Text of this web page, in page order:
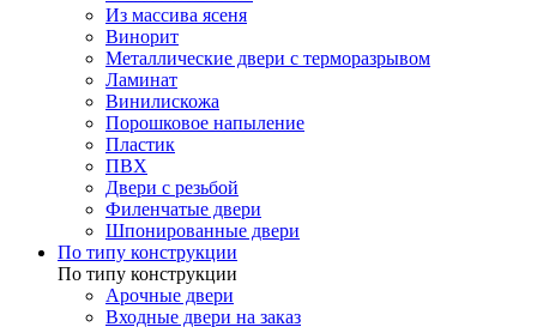
Из массива ясеня
Винорит
Металлические двери с терморазрывом
Ламинат
Винилискожа
Порошковое напыление
Пластик
ПВХ
Двери с резьбой
Филенчатые двери
Шпонированные двери
По типу конструкции
По типу конструкции
Арочные двери
Входные двери на заказ